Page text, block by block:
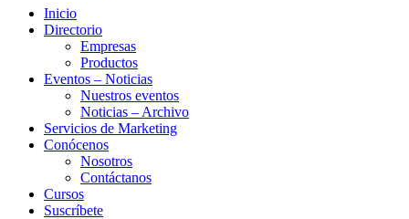
Inicio
Directorio
Empresas
Productos
Eventos – Noticias
Nuestros eventos
Noticias – Archivo
Servicios de Marketing
Conócenos
Nosotros
Contáctanos
Cursos
Suscríbete